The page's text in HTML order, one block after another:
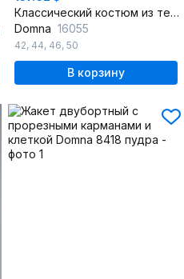
Классический костюм из текстиля с жакетом и узкими брюками
Domna 16055
42, 44, 46, 50
В корзину